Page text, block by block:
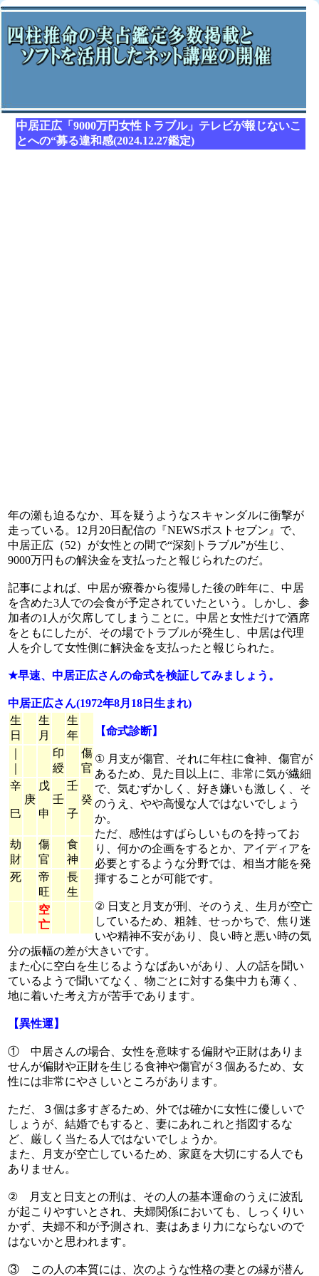
中居正広「9000万円女性トラブル」テレビが報じないこ
とへの“募る違和感(2024.12.27鑑定)
年の瀬も迫るなか、耳を疑うようなスキャンダルに衝撃が
走っている。12月20日配信の『NEWSポストセブン』で、
中居正広（52）が女性との間で“深刻トラブル”が生じ、
9000万円もの解決金を支払ったと報じられたのだ。
記事によれば、中居が療養から復帰した後の昨年に、中居
を含めた3人での会食が予定されていたという。しかし、参
加者の1人が欠席してしまうことに。中居と女性だけで酒席
をともにしたが、その場でトラブルが発生し、中居は代理
人を介して女性側に解決金を支払ったと報じられた。
★早速、中居正広さんの命式を検証してみましょう。
中居正広さん(1972年8月18日生まれ)
生
日
生
月
生
年
印
綬
傷
官
辛
巳
庚
戊
申
壬
壬
子
癸
劫
財
傷
官
食
神
死
帝
旺
長
生
空
亡
【命式診断】
① 月支が傷官、それに年柱に食神、傷官が
あるため、見た目以上に、非常に気が繊細
で、気むずかしく、好き嫌いも激しく、そ
のうえ、やや高慢な人ではないでしょう
か。
ただ、感性はすばらしいものを持ってお
り、何かの企画をするとか、アイディアを
必要とするような分野では、相当才能を発
揮することが可能です。
② 日支と月支が刑、そのうえ、生月が空亡
しているため、粗雑、せっかちで、焦り迷
いや精神不安があり、良い時と悪い時の気
分の振幅の差が大きいです。
また心に空白を生じるようなばあいがあり、人の話を聞い
ているようで聞いてなく、物ごとに対する集中力も薄く、
地に着いた考え方が苦手であります。
【異性運】
① 中居さんの場合、女性を意味する偏財や正財はありま
せんが偏財や正財を生じる食神や傷官が３個あるため、女
性には非常にやさしいところがあります。
ただ、３個は多すぎるため、外では確かに女性に優しいで
しょうが、結婚でもすると、妻にあれこれと指図するな
ど、厳しく当たる人ではないでしょうか。
また、月支が空亡しているため、家庭を大切にする人でも
ありません。
② 月支と日支との刑は、その人の基本運命のうえに波乱
が起こりやすいとされ、夫婦関係においても、しっくりい
かず、夫婦不和が予測され、妻はあまり力にならないので
はないかと思われます。
③ この人の本質には、次のような性格の妻との縁が潜ん